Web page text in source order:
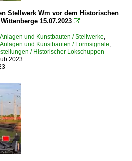
Stellwerk Wm vor dem Historischen
15.07.2023 
und Kunstbauten / Stellwerke,
und Kunstbauten / Formsignale,
/ Historischer Lokschuppen
2023